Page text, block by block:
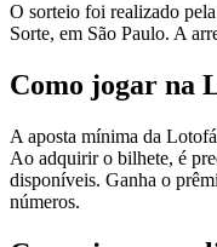
O sorteio foi realizado
Sorte, em São Paulo. A
Como jogar na
A aposta mínima da
Ao adquirir o bilhete, é
disponíveis. Ganha o
números.